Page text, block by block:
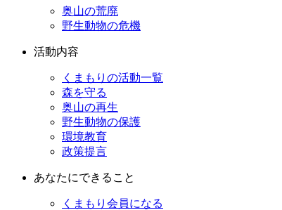
奥山の荒廃
野生動物の危機
活動内容
くまもりの活動一覧
森を守る
奥山の再生
野生動物の保護
環境教育
政策提言
あなたにできること
くまもり会員になる